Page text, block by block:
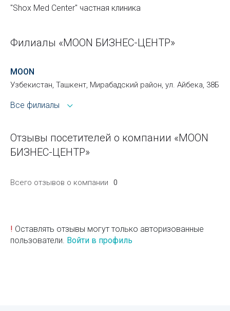
"Shox Med Center" частная клиника
Филиалы «MOON БИЗНЕС-ЦЕНТР»
MOON
Узбекистан, Ташкент, Мирабадский район, ул. Айбека, 38Б
Все филиалы
Отзывы посетителей о компании «MOON
БИЗНЕС-ЦЕНТР»
Всего отзывов о компании 0
! Оставлять отзывы могут только авторизованные
пользователи. Войти в профиль